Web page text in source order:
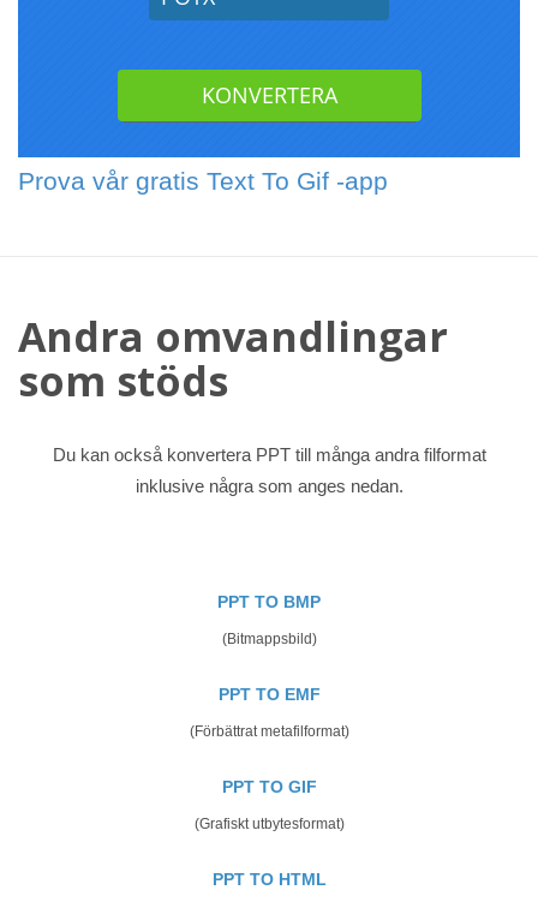
Prova vår gratis Text To Gif -app
Andra omvandlingar
som stöds
Du kan också konvertera PPT till många andra filformat
inklusive några som anges nedan.
PPT TO BMP
(Bitmappsbild)
PPT TO EMF
(Förbättrat metafilformat)
PPT TO GIF
(Grafiskt utbytesformat)
PPT TO HTML